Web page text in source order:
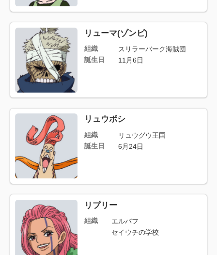
リューマ(ゾンビ)
組織
スリラーバーク海賊団
誕生日
11月6日
リュウボシ
組織
リュウグウ王国
誕生日
6月24日
リプリー
組織
エルバフ
セイウチの学校